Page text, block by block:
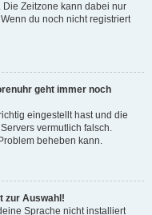
Die Zeitzone kann dabei nur
du noch nicht registriert
geht immer noch
eingestellt hast und die
vermutlich falsch.
beheben kann.
zur Auswahl!
Sprache nicht installiert